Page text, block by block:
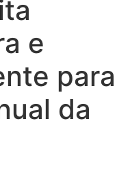
e
para
da